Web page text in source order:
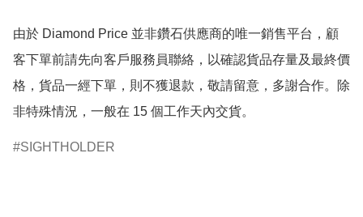
由於 Diamond Price 並非鑽石供應商的唯一銷售平台，顧
客下單前請先向客戶服務員聯絡，以確認貨品存量及最終價
格，貨品一經下單，則不獲退款，敬請留意，多謝合作。除
非特殊情況，一般在 15 個工作天內交貨。
SIGHTHOLDER